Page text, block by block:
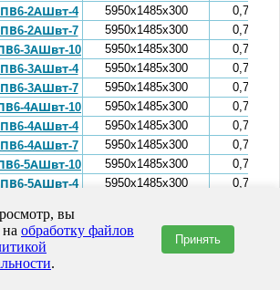
2АШвт-4
5950x1485x300
0,79
2АШвт-7
5950x1485x300
0,76
3АШвт-10
5950x1485x300
0,72
3АШвт-4
5950x1485x300
0,78
3АШвт-7
5950x1485x300
0,76
4АШвт-10
5950x1485x300
0,72
4АШвт-4
5950x1485x300
0,78
4АШвт-7
5950x1485x300
0,76
5АШвт-10
5950x1485x300
0,72
5АШвт-4
5950x1485x300
0,78
6АШвт-10
2ПВ6-6АШвт-4
5950x1485x300
6АШвт-7
вы
на обработку файлов
.
Принять